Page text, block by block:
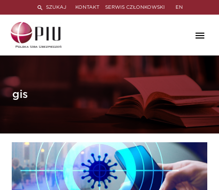
SZUKAJ KONTAKT SERWIS CZŁONKOWSKI EN
gis